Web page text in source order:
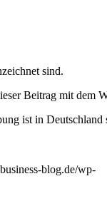
sind.
Beitrag mit dem
ist in
blog.de/wp-